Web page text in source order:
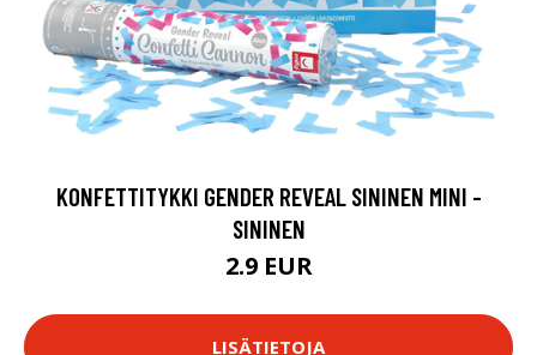
KONFETTITYKKI GENDER REVEAL SININEN MINI -
SININEN
2.9 EUR
LISÄTIETOJA